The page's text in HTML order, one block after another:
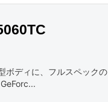
ボディに、フルスペックの